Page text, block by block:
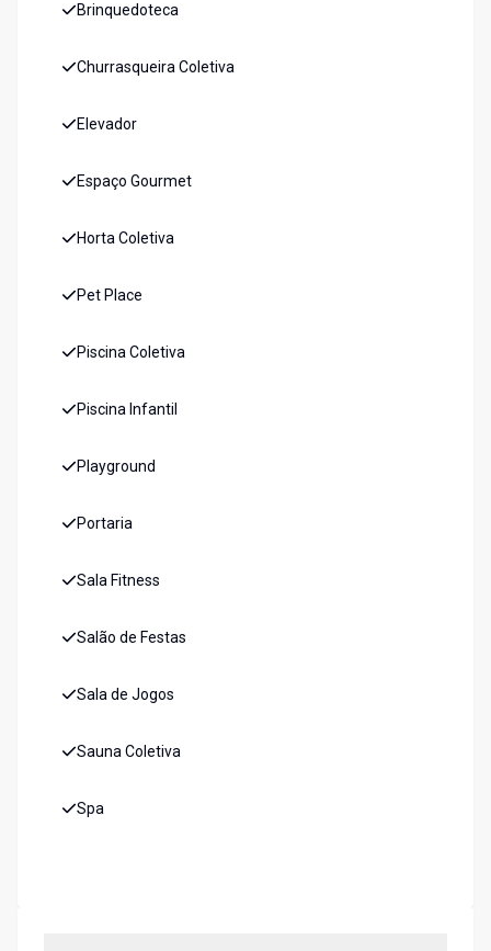
Brinquedoteca
Churrasqueira Coletiva
Elevador
Espaço Gourmet
Horta Coletiva
Pet Place
Piscina Coletiva
Piscina Infantil
Playground
Portaria
Sala Fitness
Salão de Festas
Sala de Jogos
Sauna Coletiva
Spa